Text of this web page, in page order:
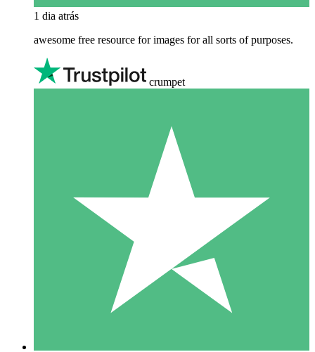
1 dia atrás
awesome free resource for images for all sorts of purposes.
crumpet